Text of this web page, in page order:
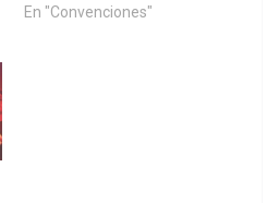
En "Convenciones"